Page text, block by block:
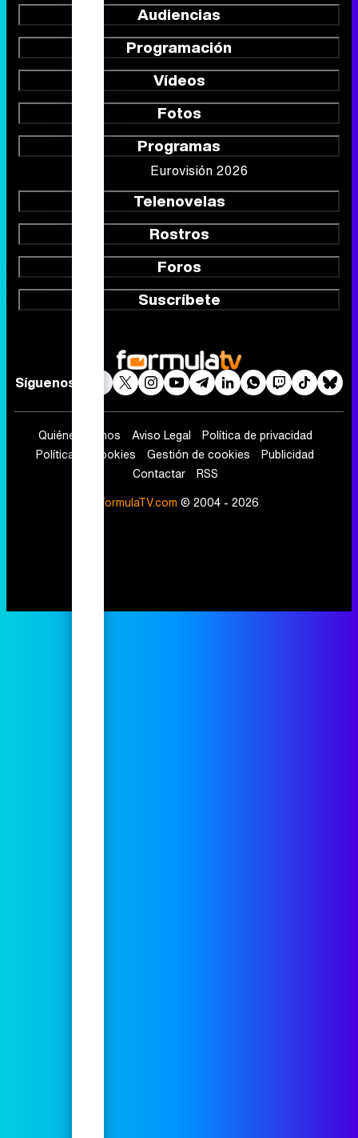
Audiencias
Programación
Vídeos
Fotos
Programas
Eurovisión 2026
Telenovelas
Rostros
Foros
Suscríbete
Síguenos
Quiénes somos Aviso Legal
Política de privacidad
Política de cookies
Gestión de cookies
Publicidad
Contactar
RSS
FormulaTV.com © 2004 - 2026